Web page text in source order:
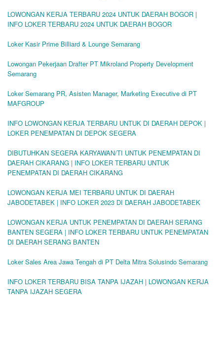
LOWONGAN KERJA TERBARU 2024 UNTUK DAERAH BOGOR |
INFO LOKER TERBARU 2024 UNTUK DAERAH BOGOR
Loker Kasir Prime Billiard & Lounge Semarang
Lowongan Pekerjaan Drafter PT Mikroland Property Development
Semarang
Loker Semarang PR, Asisten Manager, Marketing Executive di PT
MAFGROUP
INFO LOWONGAN KERJA TERBARU UNTUK DI DAERAH DEPOK |
LOKER PENEMPATAN DI DEPOK SEGERA
DIBUTUHKAN SEGERA KARYAWAN/TI UNTUK PENEMPATAN DI
DAERAH CIKARANG | INFO LOKER TERBARU UNTUK
PENEMPATAN DI DAERAH CIKARANG
LOWONGAN KERJA MEI TERBARU UNTUK DI DAERAH
JABODETABEK | INFO LOKER 2023 DI DAERAH JABODETABEK
LOWONGAN KERJA UNTUK PENEMPATAN DI DAERAH SERANG
BANTEN SEGERA | INFO LOKER TERBARU UNTUK PENEMPATAN
DI DAERAH SERANG BANTEN
Loker Sales Area Jawa Tengah di PT Delta Mitra Solusindo Semarang
INFO LOKER TERBARU BISA TANPA IJAZAH | LOWONGAN KERJA
TANPA IJAZAH SEGERA